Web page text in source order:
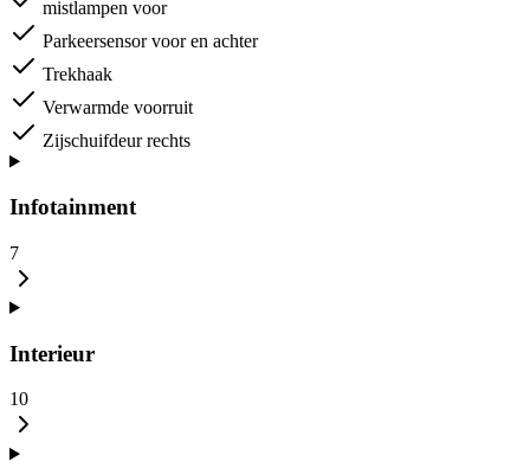
mistlampen voor
Parkeersensor voor en achter
Trekhaak
Verwarmde voorruit
Zijschuifdeur rechts
Infotainment
7
Interieur
10